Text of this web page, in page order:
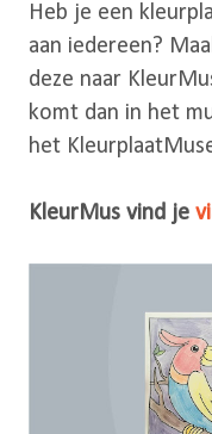
Heb je een
aan iedereen?
deze naar
komt dan in het
het
KleurMus vind je